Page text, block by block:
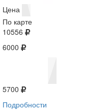
Цена
По карте
10556
6000
5700
Подробности